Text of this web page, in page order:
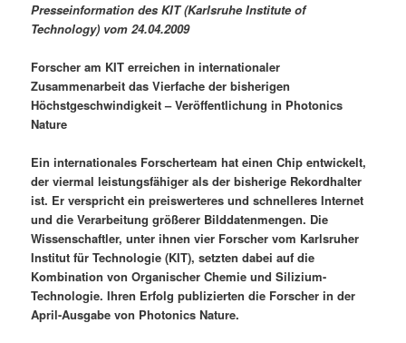
Presseinformation des KIT (Karlsruhe Institute of
Technology) vom 24.04.2009
Forscher am KIT erreichen in internationaler
Zusammenarbeit das Vierfache der bisherigen
Höchstgeschwindigkeit – Veröffentlichung in Photonics
Nature
Ein internationales Forscherteam hat einen Chip entwickelt,
der viermal leistungsfähiger als der bisherige Rekordhalter
ist. Er verspricht ein preiswerteres und schnelleres Internet
und die Verarbeitung größerer Bilddatenmengen. Die
Wissenschaftler, unter ihnen vier Forscher vom Karlsruher
Institut für Technologie (KIT), setzten dabei auf die
Kombination von Organischer Chemie und Silizium-
Technologie. Ihren Erfolg publizierten die Forscher in der
April-Ausgabe von Photonics Nature.